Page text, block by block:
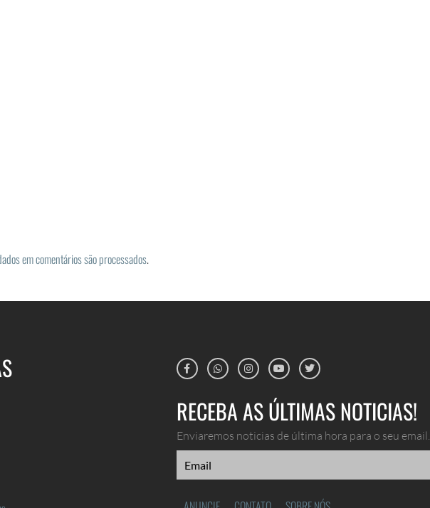
em comentários são processados.
RECEBA AS ÚLTIMAS NOTICIAS!
Enviaremos noticias de última hora para o seu email.